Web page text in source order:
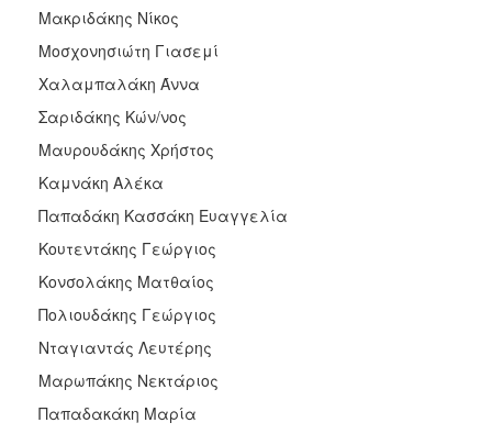
Μακριδάκης Νίκος
Μοσχονησιώτη Γιασεμί
Χαλαμπαλάκη Άννα
Σαριδάκης Κών/νος
Μαυρουδάκης Χρήστος
Καμνάκη Αλέκα
Παπαδάκη Κασσάκη Ευαγγελία
Κουτεντάκης Γεώργιος
Κονσολάκης Ματθαίος
Πολιουδάκης Γεώργιος
Νταγιαντάς Λευτέρης
Μαρωπάκης Νεκτάριος
Παπαδακάκη Μαρία